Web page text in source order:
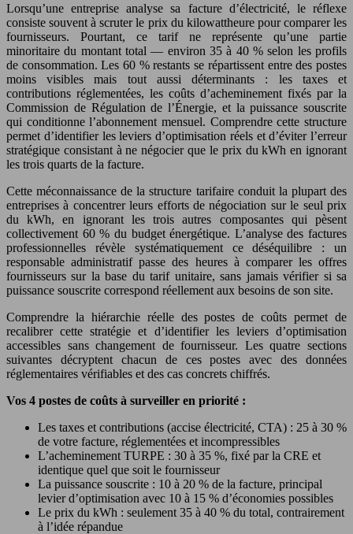
Lorsqu’une entreprise analyse sa facture d’électricité, le réflexe
consiste souvent à scruter le prix du kilowattheure pour comparer les
fournisseurs. Pourtant, ce tarif ne représente qu’une partie
minoritaire du montant total — environ 35 à 40 % selon les profils
de consommation. Les 60 % restants se répartissent entre des postes
moins visibles mais tout aussi déterminants : les taxes et
contributions réglementées, les coûts d’acheminement fixés par la
Commission de Régulation de l’Énergie, et la puissance souscrite
qui conditionne l’abonnement mensuel. Comprendre cette structure
permet d’identifier les leviers d’optimisation réels et d’éviter l’erreur
stratégique consistant à ne négocier que le prix du kWh en ignorant
les trois quarts de la facture.
Cette méconnaissance de la structure tarifaire conduit la plupart des
entreprises à concentrer leurs efforts de négociation sur le seul prix
du kWh, en ignorant les trois autres composantes qui pèsent
collectivement 60 % du budget énergétique. L’analyse des factures
professionnelles révèle systématiquement ce déséquilibre : un
responsable administratif passe des heures à comparer les offres
fournisseurs sur la base du tarif unitaire, sans jamais vérifier si sa
puissance souscrite correspond réellement aux besoins de son site.
Comprendre la hiérarchie réelle des postes de coûts permet de
recalibrer cette stratégie et d’identifier les leviers d’optimisation
accessibles sans changement de fournisseur. Les quatre sections
suivantes décryptent chacun de ces postes avec des données
réglementaires vérifiables et des cas concrets chiffrés.
Vos 4 postes de coûts à surveiller en priorité :
Les taxes et contributions (accise électricité, CTA) : 25 à 30 %
de votre facture, réglementées et incompressibles
L’acheminement TURPE : 30 à 35 %, fixé par la CRE et
identique quel que soit le fournisseur
La puissance souscrite : 10 à 20 % de la facture, principal
levier d’optimisation avec 10 à 15 % d’économies possibles
Le prix du kWh : seulement 35 à 40 % du total, contrairement
à l’idée répandue